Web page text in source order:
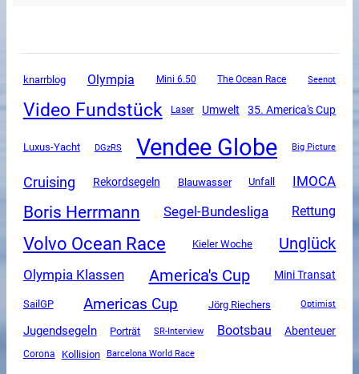
knarrblog Olympia Mini 6.50 The Ocean Race Seenot
Video Fundstück Laser Umwelt 35. America's Cup
Luxus-Yacht DGzRS Vendee Globe Big Picture
Cruising Rekordsegeln Blauwasser Unfall IMOCA
Boris Herrmann Segel-Bundesliga Rettung
Volvo Ocean Race Kieler Woche Unglück
Olympia Klassen America's Cup Mini Transat
SailGP Americas Cup Jörg Riechers Optimist
Jugendsegeln Porträt SR-Interview Bootsbau Abenteuer
Corona Kollision Barcelona World Race